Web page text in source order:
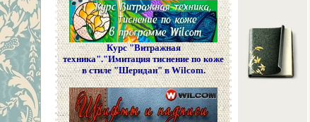
Курс "Витражная
техника"."Имитация тиснение по коже
в стиле "Шеридан" в Wilcom.